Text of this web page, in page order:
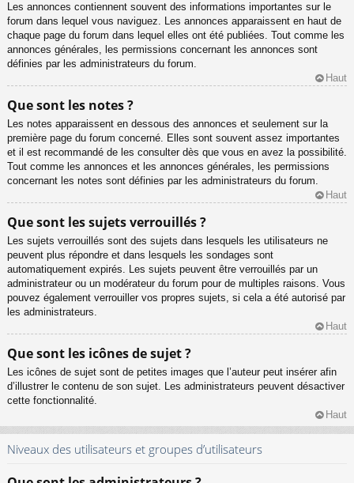
Les annonces contiennent souvent des informations importantes sur le
forum dans lequel vous naviguez. Les annonces apparaissent en haut de
chaque page du forum dans lequel elles ont été publiées. Tout comme les
annonces générales, les permissions concernant les annonces sont
définies par les administrateurs du forum.
Haut
Que sont les notes ?
Les notes apparaissent en dessous des annonces et seulement sur la
première page du forum concerné. Elles sont souvent assez importantes
et il est recommandé de les consulter dès que vous en avez la possibilité.
Tout comme les annonces et les annonces générales, les permissions
concernant les notes sont définies par les administrateurs du forum.
Haut
Que sont les sujets verrouillés ?
Les sujets verrouillés sont des sujets dans lesquels les utilisateurs ne
peuvent plus répondre et dans lesquels les sondages sont
automatiquement expirés. Les sujets peuvent être verrouillés par un
administrateur ou un modérateur du forum pour de multiples raisons. Vous
pouvez également verrouiller vos propres sujets, si cela a été autorisé par
les administrateurs.
Haut
Que sont les icônes de sujet ?
Les icônes de sujet sont de petites images que l’auteur peut insérer afin
d’illustrer le contenu de son sujet. Les administrateurs peuvent désactiver
cette fonctionnalité.
Haut
Niveaux des utilisateurs et groupes d’utilisateurs